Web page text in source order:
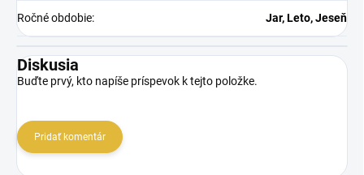
Ročné obdobie: Jar, Leto, Jeseň
Diskusia
Buďte prvý, kto napíše príspevok k tejto položke.
Pridať komentár